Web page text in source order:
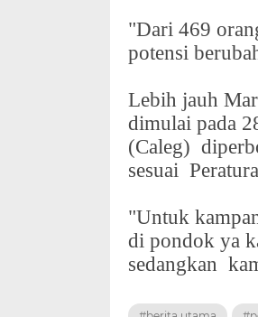
"Dari 469
potensi
Lebih jauh
dimulai pada
(Caleg)
sesuai
"Untuk
di pondok ya
sedangkan